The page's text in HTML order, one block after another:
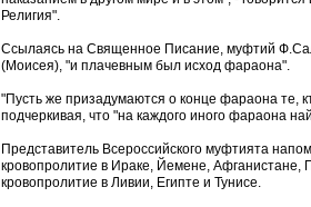
Религия".
Ссылаясь на Священное Писание, муфтий
(Моисея), "и плачевным был исход фараона".
"Пусть же призадумаются о конце фараона те,
подчеркивая, что "на каждого иного фараона
Представитель Всероссийского муфтията
кровопролитие в Ираке, Йемене, Афганистане,
кровопролитие в Ливии, Египте и Тунисе.